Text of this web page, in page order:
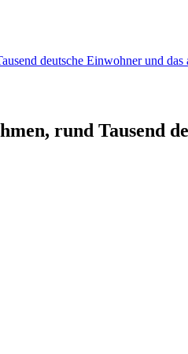
deutsche Einwohner und
rund Tausend